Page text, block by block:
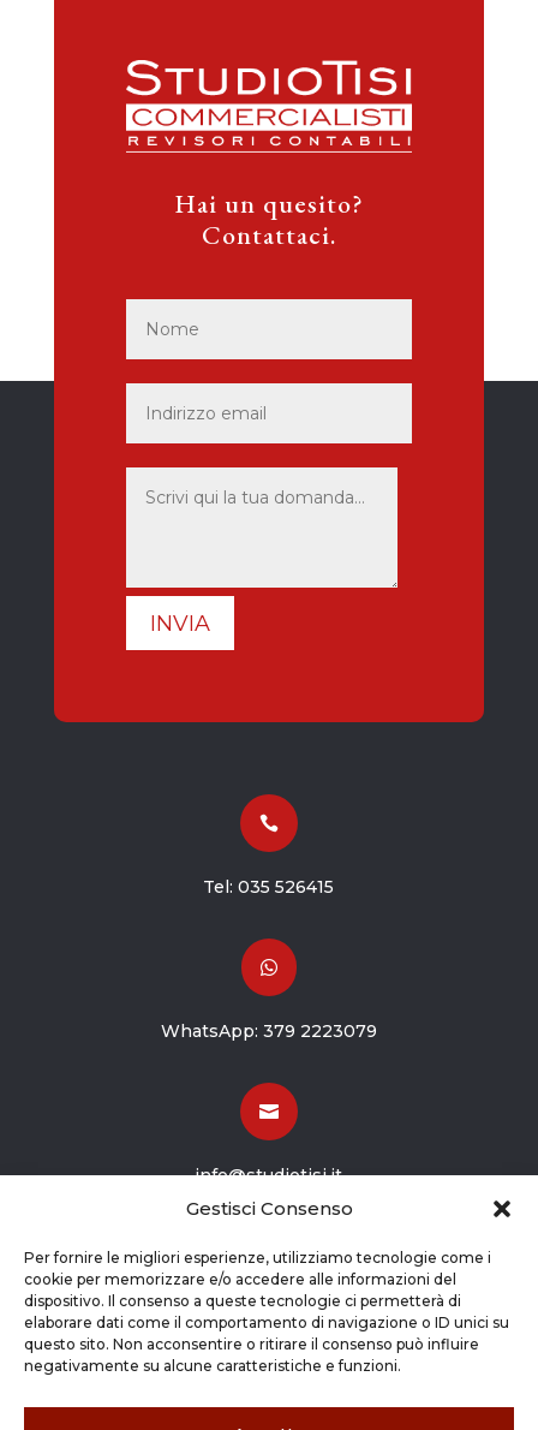
Gestisci Consenso
Per fornire le migliori esperienze, utilizziamo tecnologie come i
cookie per memorizzare e/o accedere alle informazioni del
dispositivo. Il consenso a queste tecnologie ci permetterà di
elaborare dati come il comportamento di navigazione o ID unici su
questo sito. Non acconsentire o ritirare il consenso può influire
negativamente su alcune caratteristiche e funzioni.
Hai un quesito?
Contattaci.
INVIA

Tel:035 526415

WhatsApp: 379 2223079

info@studiotisi.it

Viale Europa 8
Grassobbio BG (24050)